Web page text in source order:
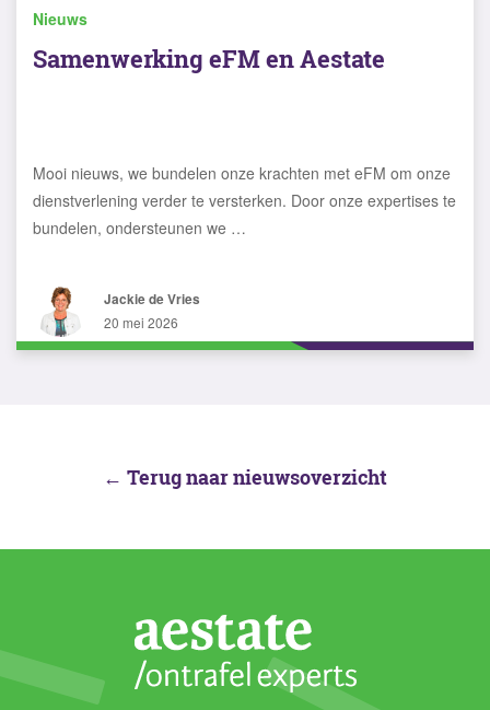
Nieuws
Samenwerking eFM en Aestate
Mooi nieuws, we bundelen onze krachten met eFM om onze
dienstverlening verder te versterken. Door onze expertises te
bundelen, ondersteunen we …
Jackie de Vries
20 mei 2026
← Terug naar nieuwsoverzicht